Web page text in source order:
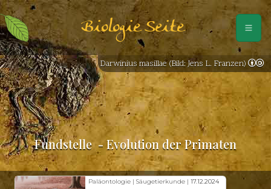
Biologie Seite
Fundstelle - Evolution der Primaten
Paläontologie | Säugetierkunde | 17.12.2024
Darwinius masillae (Bild: Jens L. Franzen)